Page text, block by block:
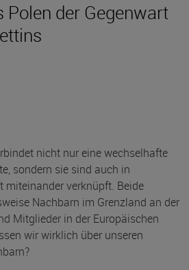
Polen der Gegenwart
nicht nur eine wechselhafte
sondern sie sind auch in
miteinander verknüpft. Beide
Nachbarn im Grenzland an der
Mitglieder in der Europäischen
wir wirklich über unseren